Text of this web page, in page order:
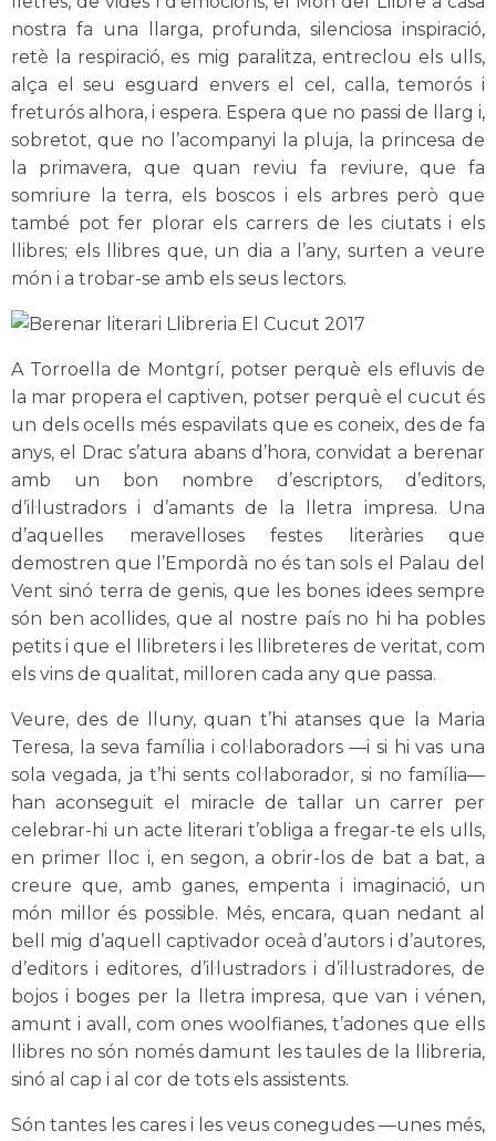
nostra fa una llarga, profunda, silenciosa inspiració,
retè la respiració, es mig paralitza, entreclou els ulls,
alça el seu esguard envers el cel, calla, temorós i
freturós alhora, i espera. Espera que no passi de llarg i,
sobretot, que no l’acompanyi la pluja, la princesa de
la primavera, que quan reviu fa reviure, que fa
somriure la terra, els boscos i els arbres però que
també pot fer plorar els carrers de les ciutats i els
llibres; els llibres que, un dia a l’any, surten a veure
món i a trobar-se amb els seus lectors.
A Torroella de Montgrí, potser perquè els efluvis de
la mar propera el captiven, potser perquè el cucut és
un dels ocells més espavilats que es coneix, des de fa
anys, el Drac s’atura abans d’hora, convidat a berenar
amb un bon nombre d’escriptors, d’editors,
d’il·lustradors i d’amants de la lletra impresa. Una
d’aquelles meravelloses festes literàries que
demostren que l’Empordà no és tan sols el Palau del
Vent sinó terra de genis, que les bones idees sempre
són ben acollides, que al nostre país no hi ha pobles
petits i que el llibreters i les llibreteres de veritat, com
els vins de qualitat, milloren cada any que passa.
Veure, des de lluny, quan t’hi atanses que la Maria
Teresa, la seva família i col·laboradors —i si hi vas una
sola vegada, ja t’hi sents col·laborador, si no família—
han aconseguit el miracle de tallar un carrer per
celebrar-hi un acte literari t’obliga a fregar-te els ulls,
en primer lloc i, en segon, a obrir-los de bat a bat, a
creure que, amb ganes, empenta i imaginació, un
món millor és possible. Més, encara, quan nedant al
bell mig d’aquell captivador oceà d’autors i d’autores,
d’editors i editores, d’il·lustradors i d’il·lustradores, de
bojos i boges per la lletra impresa, que van i vénen,
amunt i avall, com ones woolfianes, t’adones que ells
llibres no són només damunt les taules de la llibreria,
sinó al cap i al cor de tots els assistents.
Són tantes les cares i les veus conegudes —unes més,